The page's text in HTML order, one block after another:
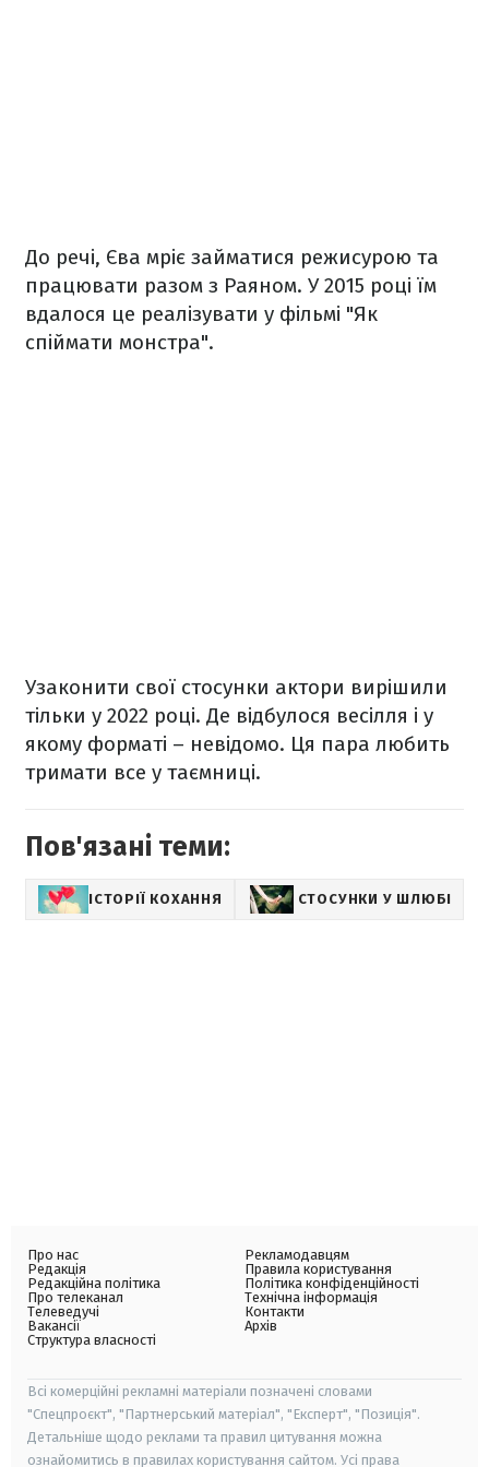
До речі, Єва мріє займатися режисурою та
працювати разом з Раяном. У 2015 році їм
вдалося це реалізувати у фільмі "Як
спіймати монстра".
Узаконити свої стосунки актори вирішили
тільки у 2022 році. Де відбулося весілля і у
якому форматі – невідомо. Ця пара любить
тримати все у таємниці.
Пов'язані теми:
ІСТОРІЇ КОХАННЯ СТОСУНКИ У ШЛЮБІ
Про нас
Редакція
Редакційна політика
Про телеканал
Телеведучі
Вакансії
Структура власності
Рекламодавцям
Правила користування
Політика конфіденційності
Технічна інформація
Контакти
Архів
Всі комерційні рекламні матеріали позначені словами
"Спецпроєкт", "Партнерський матеріал", "Експерт", "Позиція".
Детальніше щодо реклами та правил цитування можна
ознайомитись в правилах користування сайтом. Усі права